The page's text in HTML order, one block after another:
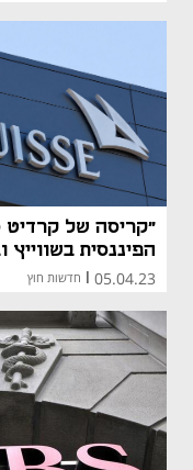
"קריסה של קרדיט
הפיננסית בשווייץ
05.04.23 חדשות חוץ